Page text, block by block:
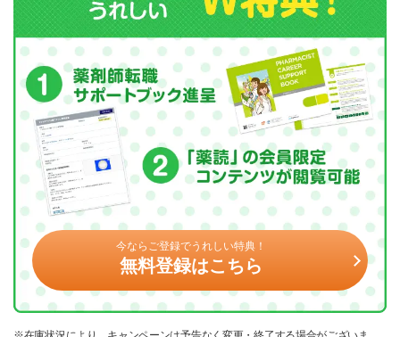
今ならご登録でうれしい特典！
無料登録はこちら